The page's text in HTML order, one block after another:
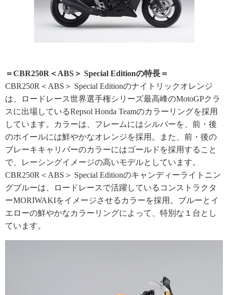
＝CBR250R＜ABS＞ Special Editionの特長＝
CBR250R＜ABS＞ Special Editionのナイトリックオレンジ
は、ロードレース世界選手権シリーズ最高峰のMotoGPクラ
スに出場しているRepsol Honda Teamのカラーリングを採用
しています。カラーは、フレームにはシルバーを、前・後
のホイールには鮮やかなオレンジを採用。また、前・後の
ブレーキキャリパーのカラーにはゴールドを採用すること
で、レーシングイメージの高いモデルとしています。
CBR250R＜ABS＞ Special Editionのキャンディーライトニン
グブルーは、ロードレースで活躍しているコンストラクタ
ーMORIWAKIをイメージさせるカラーを採用。ブルーとイ
エローの鮮やかなカラーリングによって、特別な１台とし
ています。